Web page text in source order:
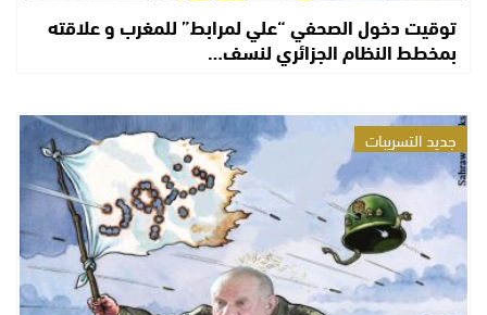
توقيت دخول الصحفي “علي لمرابط” للمغرب و علاقته
بمخطط النظام الجزائري لنسف…
جديد التسريبات